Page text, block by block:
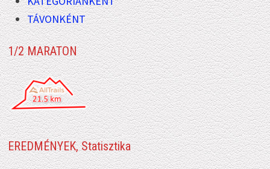
TÁVONKÉNT
1/2 MARATON
EREDMÉNYEK, Statisztika